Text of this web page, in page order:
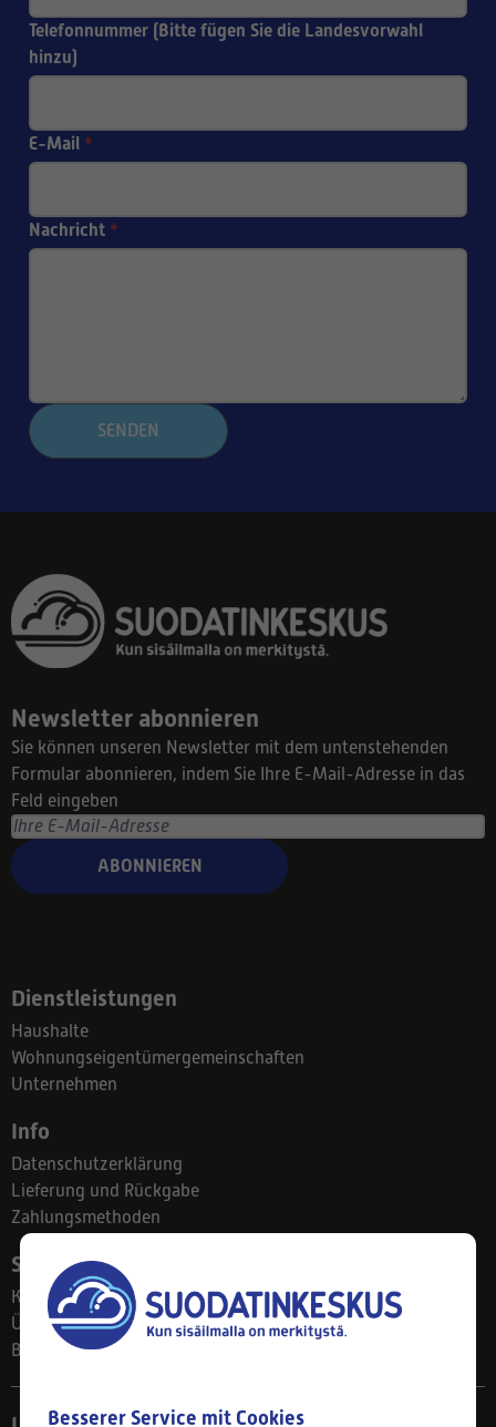
Telefonnummer (Bitte fügen Sie die Landesvorwahl
hinzu)
E-Mail *
Nachricht *
SENDEN
Newsletter abonnieren
Sie können unseren Newsletter mit dem untenstehenden
Formular abonnieren, indem Sie Ihre E-Mail-Adresse in das
Feld eingeben
ABONNIEREN
Dienstleistungen
Haushalte
Wohnungseigentümergemeinschaften
Unternehmen
Info
Datenschutzerklärung
Lieferung und Rückgabe
Zahlungsmethoden
Suodatinkeskus
Kontakt
Über uns
Blog
Besserer Service mit Cookies